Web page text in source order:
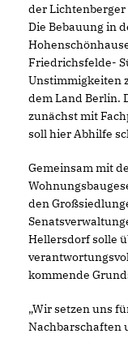
der Lichtenberger
Die Bebauung in
Friedrichsfelde-
Unstimmigkeiten
dem Land Berlin.
zunächst mit
soll hier Abhilfe
Gemeinsam mit
den
Hellersdorf solle
kommende
Wir setzen uns
Nachbarschaften